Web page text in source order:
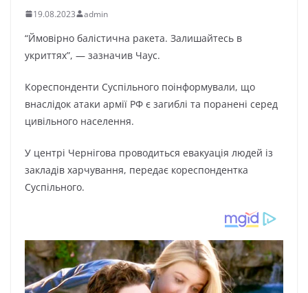
19.08.2023 admin
“Ймовірно балістична ракета. Залишайтесь в
укриттях”, — зазначив Чаус.
Кореспонденти Суспільного поінформували, що
внаслідок атаки армії РФ є загиблі та поранені серед
цивільного населення.
У центрі Чернігова проводиться евакуація людей із
закладів харчування, передає кореспондентка
Суспільного.